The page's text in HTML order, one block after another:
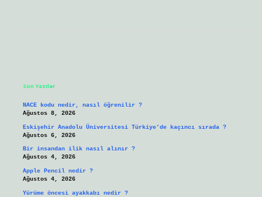
Son Yazılar
NACE kodu nedir, nasıl öğrenilir ?
Ağustos 8, 2026
Eskişehir Anadolu Üniversitesi Türkiye’de kaçıncı sırada ?
Ağustos 6, 2026
Bir insandan ilik nasıl alınır ?
Ağustos 4, 2026
Apple Pencil nedir ?
Ağustos 4, 2026
Yürüme öncesi ayakkabı nedir ?